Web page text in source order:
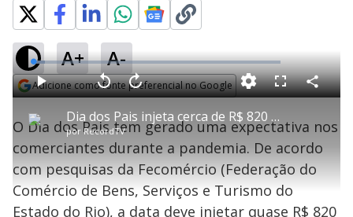
A+ A-
Adicione como fonte preferencial no Google
P
l
Dia dos Pais injeta cerca de R$ 820 mi no comércio do Rio
por RecordTV
P V
t
a
r
e
g
n
d
o
s
A
n
ç
a
1
e
u
n
o
L
o
a
d
e
4
.
7
7
%
F
s
c
e
n
C
o
a
l
a
O Dia dos Pais tem gerado uma expectativa nos
comerciantes durante a pandemia. De acordo
com pesquisas da Fecomércio (Federação do
Comércio de Bens, Serviços e Turismo do
Estado do Rio), a data deve injetar quase R$ 820